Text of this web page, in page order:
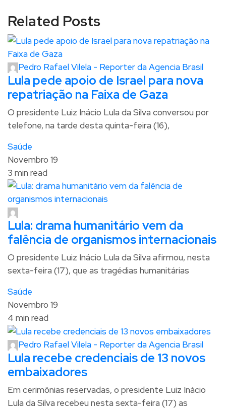
Related Posts
Pedro Rafael Vilela - Reporter da Agencia Brasil
Lula pede apoio de Israel para nova
repatriação na Faixa de Gaza
O presidente Luiz Inácio Lula da Silva conversou por
telefone, na tarde desta quinta-feira (16),
Saúde
Novembro 19
3 min read
Lula: drama humanitário vem da
falência de organismos internacionais
O presidente Luiz Inácio Lula da Silva afirmou, nesta
sexta-feira (17), que as tragédias humanitárias
Saúde
Novembro 19
4 min read
Pedro Rafael Vilela - Reporter da Agencia Brasil
Lula recebe credenciais de 13 novos
embaixadores
Em cerimônias reservadas, o presidente Luiz Inácio
Lula da Silva recebeu nesta sexta-feira (17) as